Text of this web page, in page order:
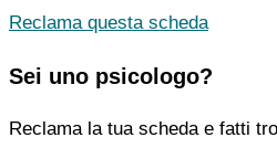
Reclama questa scheda
Sei uno psicologo?
Reclama la tua scheda e fatti